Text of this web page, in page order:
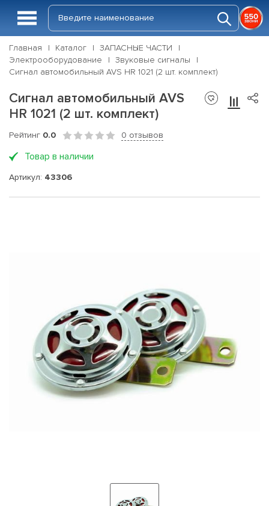
Главная Каталог
ЗАПАСНЫЕ ЧАСТИ
Электрооборудование
Звуковые сигналы
Сигнал автомобильный AVS HR 1021 (2 шт. комплект)
Сигнал автомобильный AVS
HR 1021 (2 шт. комплект)
Рейтинг 0.0 0 отзывов
Товар в наличии
Артикул: 43306